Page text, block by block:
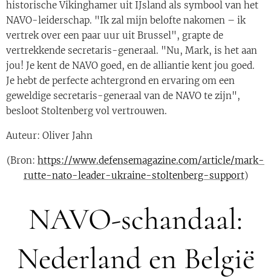
historische Vikinghamer uit IJsland als symbool van het
NAVO-leiderschap. "Ik zal mijn belofte nakomen – ik
vertrek over een paar uur uit Brussel", grapte de
vertrekkende secretaris-generaal. "Nu, Mark, is het aan
jou! Je kent de NAVO goed, en de alliantie kent jou goed.
Je hebt de perfecte achtergrond en ervaring om een ​​
geweldige secretaris-generaal van de NAVO te zijn",
besloot Stoltenberg vol vertrouwen.
Auteur: Oliver Jahn
(Bron: https://www.defensemagazine.com/article/mark-
rutte-nato-leader-ukraine-stoltenberg-support)
NAVO-schandaal:
Nederland en België